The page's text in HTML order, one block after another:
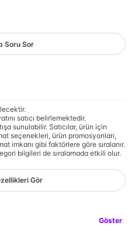
Soru Sor
satıcı belirlemektedir.
sunulabilir. Satıcılar, ürün için
seçenekleri, ürün promosyonları,
imkanı gibi faktörlere göre sıralanır.
bilgileri de sıralamada etkili olur.
Gör
Göster